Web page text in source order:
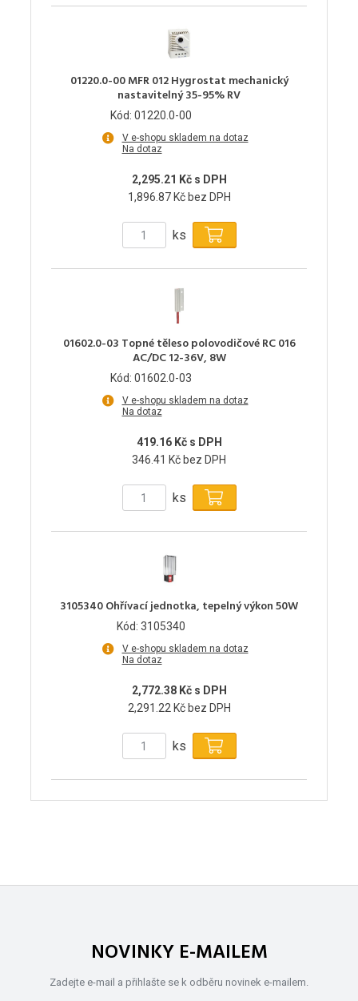
01220.0-00 MFR 012 Hygrostat mechanický
nastavitelný 35-95% RV
Kód: 01220.0-00
V e-shopu skladem na dotaz
Na dotaz
2,295.21 Kč s DPH
1,896.87 Kč bez DPH
ks
01602.0-03 Topné těleso polovodičové RC 016
AC/DC 12-36V, 8W
Kód: 01602.0-03
V e-shopu skladem na dotaz
Na dotaz
419.16 Kč s DPH
346.41 Kč bez DPH
ks
3105340 Ohřívací jednotka, tepelný výkon 50W
Kód: 3105340
V e-shopu skladem na dotaz
Na dotaz
2,772.38 Kč s DPH
2,291.22 Kč bez DPH
ks
NOVINKY E-MAILEM
Zadejte e-mail a přihlašte se k odběru novinek e-mailem.